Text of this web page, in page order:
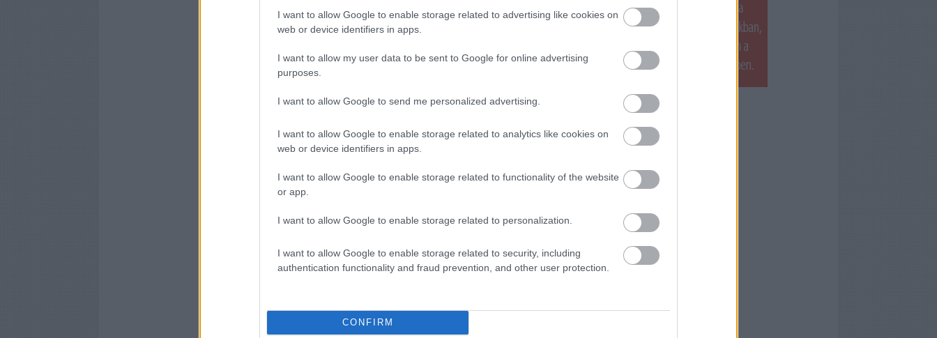
I want to allow Google to enable storage related to advertising like cookies on
web or device identifiers in apps.
I want to allow my user data to be sent to Google for online advertising
purposes.
I want to allow Google to send me personalized advertising.
I want to allow Google to enable storage related to analytics like cookies on
web or device identifiers in apps.
I want to allow Google to enable storage related to functionality of the website
or app.
I want to allow Google to enable storage related to personalization.
I want to allow Google to enable storage related to security, including
authentication functionality and fraud prevention, and other user protection.
CONFIRM
EZT LÁTTUK LEGUTÓBB
Tweets by filmnaplo